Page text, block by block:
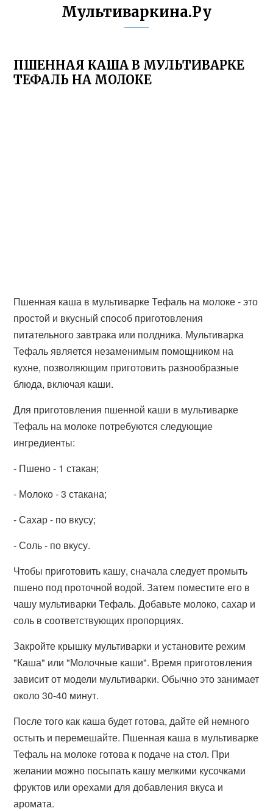
Мультиваркина.Ру
ПШЕННАЯ КАША В МУЛЬТИВАРКЕ
ТЕФАЛЬ НА МОЛОКЕ
Пшенная каша в мультиварке Тефаль на молоке - это
простой и вкусный способ приготовления
питательного завтрака или полдника. Мультиварка
Тефаль является незаменимым помощником на
кухне, позволяющим приготовить разнообразные
блюда, включая каши.
Для приготовления пшенной каши в мультиварке
Тефаль на молоке потребуются следующие
ингредиенты:
- Пшено - 1 стакан;
- Молоко - 3 стакана;
- Сахар - по вкусу;
- Соль - по вкусу.
Чтобы приготовить кашу, сначала следует промыть
пшено под проточной водой. Затем поместите его в
чашу мультиварки Тефаль. Добавьте молоко, сахар и
соль в соответствующих пропорциях.
Закройте крышку мультиварки и установите режим
"Каша" или "Молочные каши". Время приготовления
зависит от модели мультиварки. Обычно это занимает
около 30-40 минут.
После того как каша будет готова, дайте ей немного
остыть и перемешайте. Пшенная каша в мультиварке
Тефаль на молоке готова к подаче на стол. При
желании можно посыпать кашу мелкими кусочками
фруктов или орехами для добавления вкуса и
аромата.